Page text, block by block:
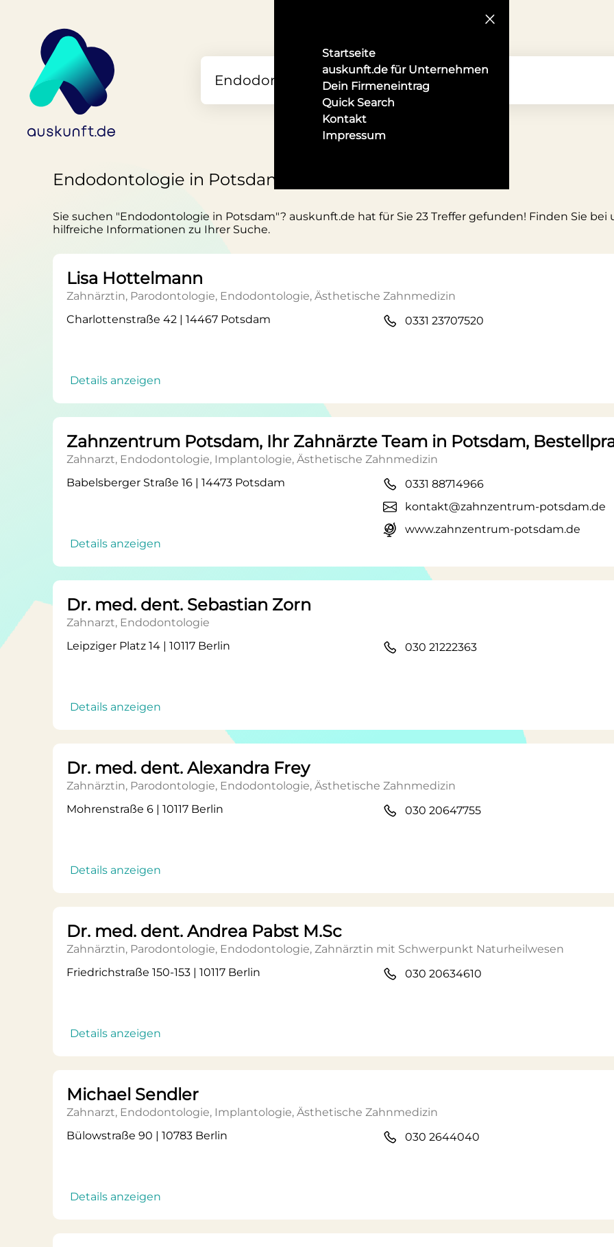
Startseite
auskunft.de für Unternehmen
Dein Firmeneintrag
Quick Search
Kontakt
Impressum
Endodontologie in Potsdam
Sie suchen "Endodontologie in Potsdam"? auskunft.de hat für Sie 23 Treffer gefunden! Finden Sie
hilfreiche Informationen zu Ihrer Suche.
Lisa Hottelmann
Zahnärztin, Parodontologie, Endodontologie, Ästhetische Zahnmedizin
Charlottenstraße 42 | 14467 Potsdam
Details anzeigen
0331 23707520
Zahnzentrum Potsdam, Ihr Zahnärzte Team in Potsdam,
Zahnarzt, Endodontologie, Implantologie, Ästhetische Zahnmedizin
Babelsberger Straße 16 | 14473 Potsdam
Details anzeigen
0331 88714966
kontakt@zahnzentrum-potsdam.de
www.zahnzentrum-potsdam.de
Dr. med. dent. Sebastian Zorn
Zahnarzt, Endodontologie
Leipziger Platz 14 | 10117 Berlin
Details anzeigen
030 21222363
Dr. med. dent. Alexandra Frey
Zahnärztin, Parodontologie, Endodontologie, Ästhetische Zahnmedizin
Mohrenstraße 6 | 10117 Berlin
Details anzeigen
030 20647755
Dr. med. dent. Andrea Pabst M.Sc
Zahnärztin, Parodontologie, Endodontologie, Zahnärztin mit Schwerpunkt Naturheilwesen
Friedrichstraße 150-153 | 10117 Berlin
Details anzeigen
030 20634610
Michael Sendler
Zahnarzt, Endodontologie, Implantologie, Ästhetische Zahnmedizin
Bülowstraße 90 | 10783 Berlin
Details anzeigen
030 2644040